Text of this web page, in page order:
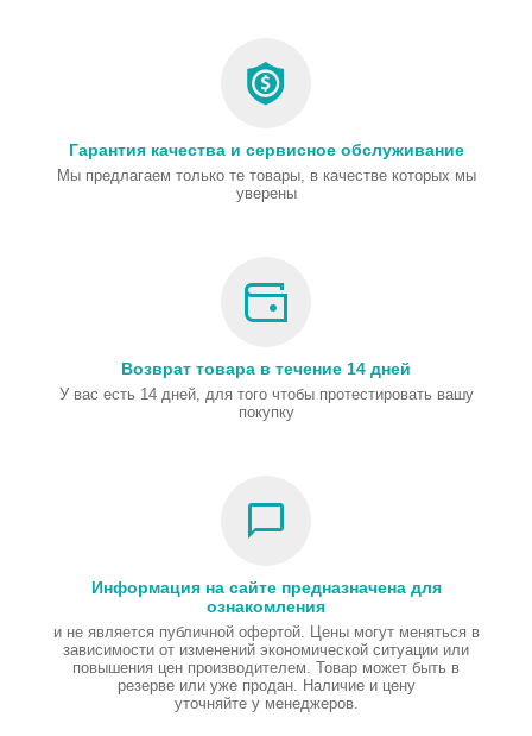
Гарантия качества и сервисное обслуживание
Мы предлагаем только те товары, в качестве которых мы
уверены
Возврат товара в течение 14 дней
У вас есть 14 дней, для того чтобы протестировать вашу
покупку
Информация на сайте предназначена для
ознакомления
и не является публичной офертой. Цены могут меняться в
зависимости от изменений экономической ситуации или
повышения цен производителем. Товар может быть в
резерве или уже продан. Наличие и цену
уточняйте у менеджеров.